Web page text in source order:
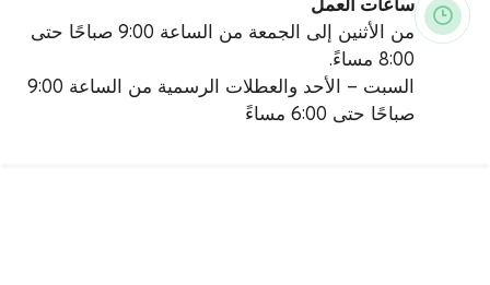
من الأثنين إلى الجمعة من الساعة 9:00 صباحًا حتى
8:00 مساءً.
السبت – الأحد والعطلات الرسمية من الساعة 9:00
صباحًا حتى 6:00 مساءً